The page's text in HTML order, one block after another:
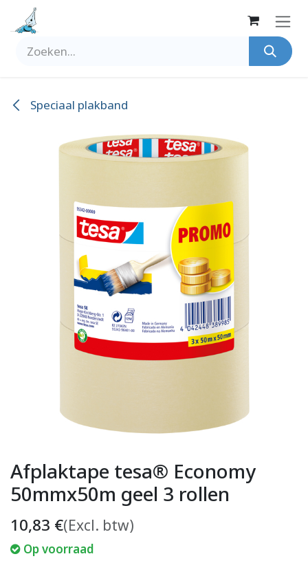
Overslaan naar inhoud
Speciaal plakband
Afplaktape tesa® Economy
50mmx50m geel 3 rollen
10,83 €(Excl. btw)
Op voorraad